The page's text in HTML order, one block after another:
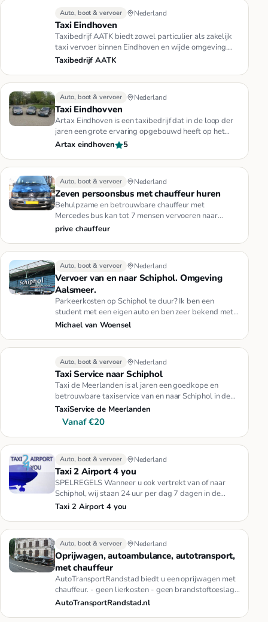
Auto, boot & vervoer Nederland
Taxi Eindhoven
Taxibedrijf AATK biedt zowel particulier als zakelijk
taxi vervoer binnen Eindhoven en wijde omgeving.
Ook luchthaven ve…
Taxibedrijf AATK
Auto, boot & vervoer Nederland
Taxi Eindhovven
Artax Eindhoven is een taxibedrijf dat in de loop der
jaren een grote ervaring opgebouwd heeft op het
gebied van persone…
Artax eindhoven 5
Auto, boot & vervoer Nederland
Zeven persoonsbus met chauffeur huren
Behulpzame en betrouwbare chauffeur met
Mercedes bus kan tot 7 mensen vervoeren naar
overal ( binnen europa). 24 uur per…
prive chauffeur
Auto, boot & vervoer Nederland
Vervoer van en naar Schiphol. Omgeving
Aalsmeer.
Parkeerkosten op Schiphol te duur? Ik ben een
student met een eigen auto en ben zeer bekend met
de wegen op schiphol. Ik…
Michael van Woensel
Auto, boot & vervoer Nederland
Taxi Service naar Schiphol
Taxi de Meerlanden is al jaren een goedkope en
betrouwbare taxiservice van en naar Schiphol in de
regio Amsterdam. Kijk …
TaxiService de Meerlanden
Vanaf €20
Auto, boot & vervoer Nederland
Taxi 2 Airport 4 you
SPELREGELS Wanneer u ook vertrekt van of naar
Schiphol, wij staan 24 uur per dag 7 dagen in de
week voor u klaar. Betrou…
Taxi 2 Airport 4 you
Auto, boot & vervoer Nederland
Oprijwagen, autoambulance, autotransport,
met chauffeur
AutoTransportRandstad biedt u een oprijwagen met
chauffeur. - geen lierkosten - geen brandstoftoeslag -
geen avondtarief…
AutoTransportRandstad.nl